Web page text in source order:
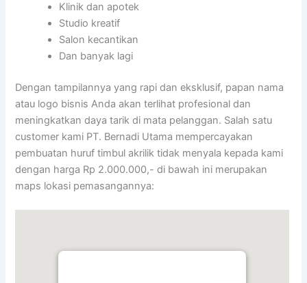
Klinik dan apotek
Studio kreatif
Salon kecantikan
Dan banyak lagi
Dengan tampilannya yang rapi dan eksklusif, papan nama
atau logo bisnis Anda akan terlihat profesional dan
meningkatkan daya tarik di mata pelanggan. Salah satu
customer kami PT. Bernadi Utama mempercayakan
pembuatan huruf timbul akrilik tidak menyala kepada kami
dengan harga Rp 2.000.000,- di bawah ini merupakan
maps lokasi pemasangannya: